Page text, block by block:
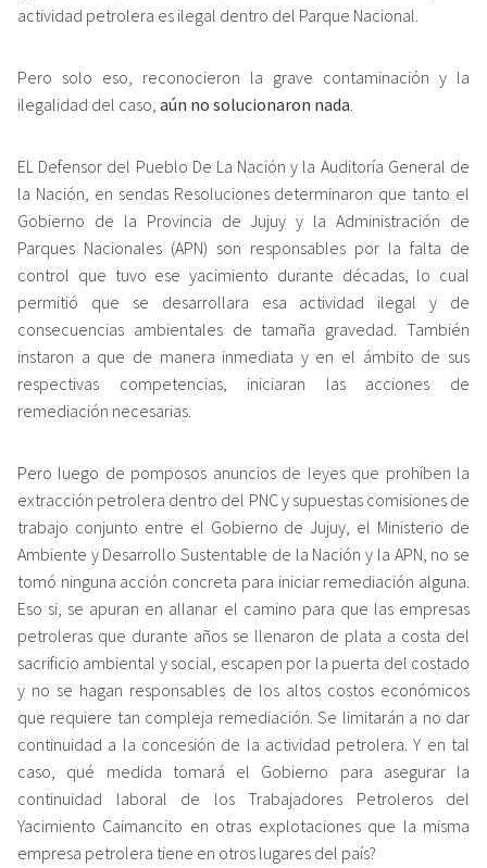
actividad petrolera es ilegal dentro del Parque Nacional.
Pero solo eso, reconocieron la grave contaminación y la
ilegalidad del caso, aún no solucionaron nada
EL Defensor del Pueblo De La Nación y la Auditoría General de
la Nación, en sendas Resoluciones determinaron que tanto el
Gobierno de la Provincia de Jujuy y la Administración de
Parques Nacionales (APN) son responsables por la falta de
control que tuvo ese yacimiento durante décadas, lo cual
permitió que se desarrollara esa actividad ilegal y de
consecuencias ambientales de tamaña gravedad. También
instaron a que de manera inmediata y en el ámbito de sus
respectivas competencias, iniciaran las acciones de
remediación necesarias.
Pero luego de pomposos anuncios de leyes que prohíben la
extracción petrolera dentro del PNC y supuestas comisiones de
trabajo conjunto entre el Gobierno de Jujuy, el Ministerio de
Ambiente y Desarrollo Sustentable de la Nación y la APN, no se
tomó ninguna acción concreta para iniciar remediación alguna.
Eso si, se apuran en allanar el camino para que las empresas
petroleras que durante años se llenaron de plata a costa del
sacrificio ambiental y social, escapen por la puerta del costado
y no se hagan responsables de los altos costos económicos
que requiere tan compleja remediación. Se limitarán a no dar
continuidad a la concesión de la actividad petrolera. Y en tal
caso, qué medida tomará el Gobierno para asegurar la
continuidad laboral de los Trabajadores Petroleros del
Yacimiento Caimancito en otras explotaciones que la misma
empresa petrolera tiene en otros lugares del país?